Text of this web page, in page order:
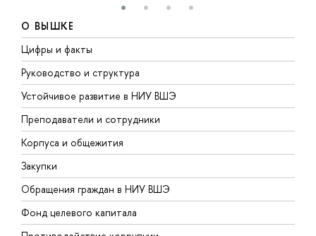
О ВЫШКЕ
Цифры и факты
Руководство и структура
Устойчивое развитие в НИУ ВШЭ
Преподаватели и сотрудники
Корпуса и общежития
Закупки
Обращения граждан в НИУ ВШЭ
Фонд целевого капитала